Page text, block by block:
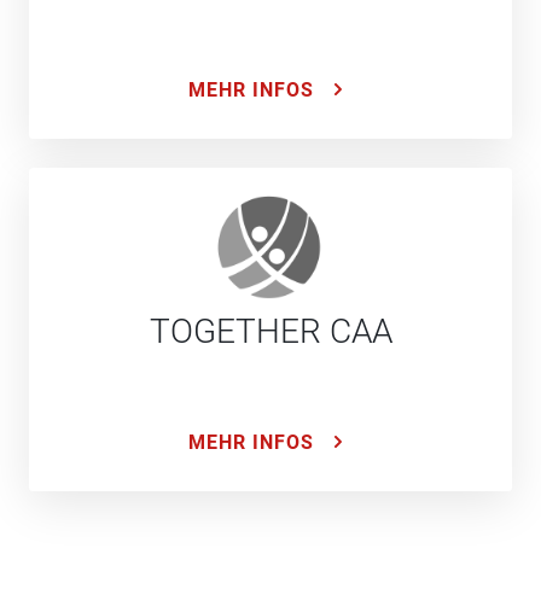
MEHR INFOS
TOGETHER CAA
MEHR INFOS